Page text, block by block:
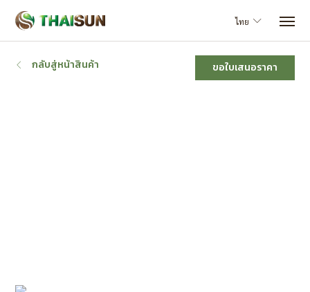
ไทย
กลับสู่หน้าสินค้า ขอใบเสนอราคา